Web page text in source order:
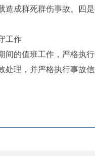
成群死群伤事故。四
工作
的值班工作，严格执
理，并严格执行事故